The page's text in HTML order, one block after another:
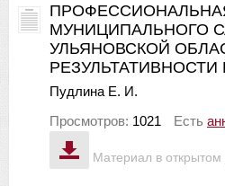
Материал в открытом
МУНИЦИПАЛЬНОГО
УЛЬЯНОВСКОЙ
Пудлина Е. И.
Просмотров: 1021 Есть